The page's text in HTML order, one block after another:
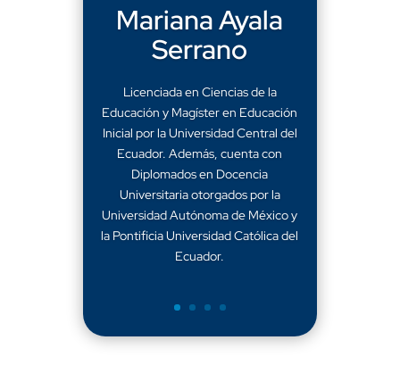
Mariana Ayala
Serrano
Licenciada en Ciencias de la
Educación y Magíster en Educación
Inicial por la Universidad Central del
Ecuador. Además, cuenta con
Diplomados en Docencia
Universitaria otorgados por la
Universidad Autónoma de México y
la Pontificia Universidad Católica del
Ecuador.